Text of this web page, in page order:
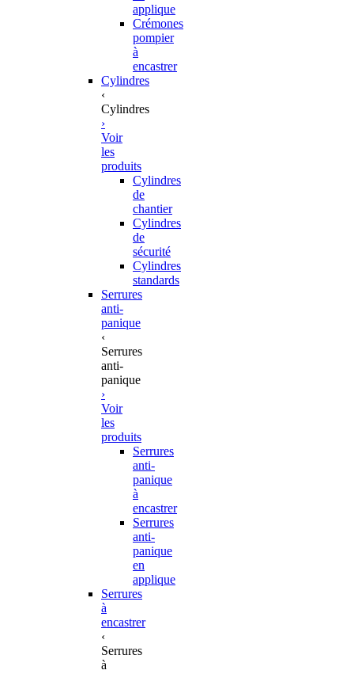
applique
Crémones
pompier
à
encastrer
Cylindres
‹
Cylindres
›
Voir
les
produits
Cylindres
de
chantier
Cylindres
de
sécurité
Cylindres
standards
Serrures
anti-
panique
‹
Serrures
anti-
panique
›
Voir
les
produits
Serrures
anti-
panique
à
encastrer
Serrures
anti-
panique
en
applique
Serrures
à
encastrer
‹
Serrures
à